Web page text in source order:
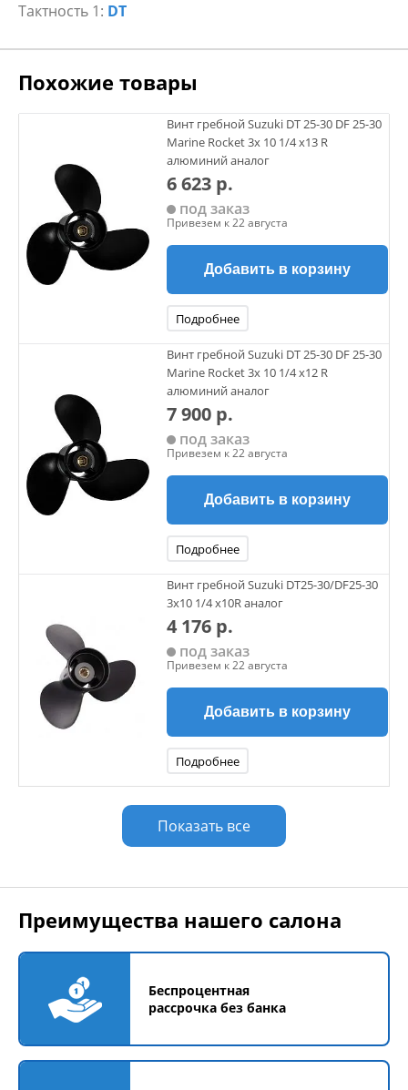
Тактность 1: DT
Похожие товары
Винт гребной Suzuki DT 25-30 DF 25-30
Marine Rocket 3х 10 1/4 х13 R
алюминий аналог
6 623 р.
под заказ
Привезем к 22 августа
Добавить в корзину
Подробнее
Винт гребной Suzuki DT 25-30 DF 25-30
Marine Rocket 3х 10 1/4 х12 R
алюминий аналог
7 900 р.
под заказ
Привезем к 22 августа
Добавить в корзину
Подробнее
Винт гребной Suzuki DT25-30/DF25-30
3х10 1/4 х10R аналог
4 176 р.
под заказ
Привезем к 22 августа
Добавить в корзину
Подробнее
Показать все
Преимущества нашего салона
Беспроцентная
рассрочка без банка